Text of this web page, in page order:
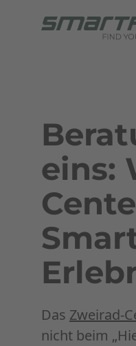
eins:
Das Zweirad-
nicht beim